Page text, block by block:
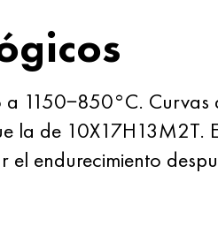
1150−850°C.
la de 10X17H13M2T.
endurecimiento